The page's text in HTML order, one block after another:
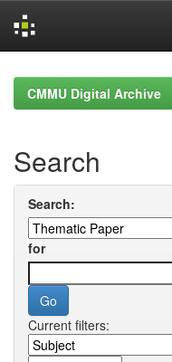
navigationCMMU Digital Archive
Search
Search:
for
Current filters: